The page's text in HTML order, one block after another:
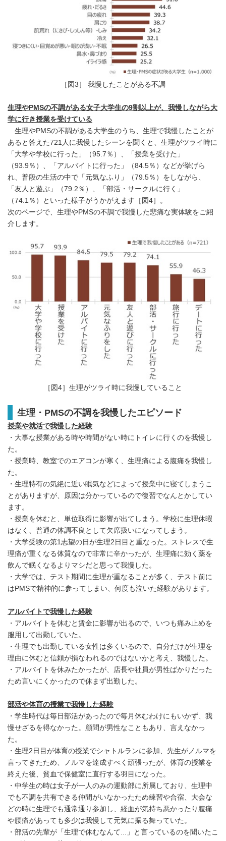
［図3］ 我慢したことがある不調
生理やPMSの不調がある女子大学生の9割以上が、我慢しながら大
学に行き授業を受けている
生理やPMSの不調がある大学生のうち、生理で我慢したことが
あると答えた721人に我慢したシーンを聞くと、生理がツライ時に
「大学や学校に行った」（95.7％）、「授業を受けた」
（93.9％）、「アルバイトに行った」（84.5％）などが挙げら
れ、普段の生活の中で「元気なふり」（79.5％）をしながら、
「友人と遊ぶ」（79.2％）、「部活・サークルに行く」
（74.1％）といった様子がうかがえます［図4］。
次のページで、生理やPMSの不調で我慢した悲痛な実体験をご紹
介します。
［図4］生理がツライ時に我慢していること
生理・PMSの不調を我慢したエピソード
授業や就活で我慢した経験
・大事な授業がある時や時間がない時にトイレに行くのを我慢し
た。
・授業時、教室でのエアコンが寒く、生理痛による腹痛を我慢し
た。
・生理特有の気絶に近い眠気などによって授業中に寝てしまうこ
とがありますが、原因は分かっているので復習でなんとかしてい
ます。
・授業を休むと、単位取得に影響が出てしまう。学校に生理休暇
はなく、普通の体調不良として欠席扱いになってしまう。
・大学受験の第1志望の日が生理2日目と重なった。ストレスで生
理痛が重くなる体質なので非常に辛かったが、生理痛に効く薬を
飲んで眠くなるよりマシだと思って我慢した。
・大学では、テスト期間に生理が重なることが多く、テスト前に
はPMSで精神的に参ってしまい、何度も泣いた経験があります。
アルバイトで我慢した経験
・アルバイトを休むと賃金に影響が出るので、いつも痛み止めを
服用して出勤していた。
・生理でも出勤している女性は多くいるので、自分だけが生理を
理由に休むと信頼が損なわれるのではないかと考え、我慢した。
・アルバイトを休みたかったが、店長や社員が男性ばかりだった
ため言いにくかったので休まず出勤した。
部活や体育の授業で我慢した経験
・学生時代は毎日部活があったので毎月休むわけにもいかず、我
慢せざるを得なかった。顧問が男性なこともあり、言えなかっ
た。
・生理2日目が体育の授業でシャトルランに参加、先生がノルマを
言ってきたため、ノルマを達成すべく頑張ったが、体育の授業を
終えた後、貧血で保健室に直行する羽目になった。
・中学生の時は女子が一人のみの運動部に所属しており、生理中
でも不調を共有できる仲間がいなかったため練習や合宿、大会な
どの時に生理でも通常通り参加し、経血が気持ち悪かったり腹痛
や腰痛があっても多少は我慢して元気に振る舞っていた。
・部活の先輩が「生理で休むなんて...」と言っているのを聞いたこ